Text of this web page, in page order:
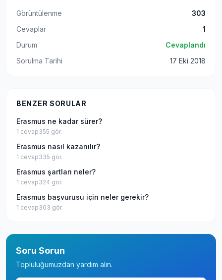
Görüntülenme
303
Cevaplar
1
Durum
Cevaplandı
Sorulma Tarihi
17 Eki 2018
BENZER SORULAR
Erasmus ne kadar sürer?
1 cevap355 gör.
Erasmus nasıl kazanılır?
1 cevap335 gör.
Erasmus şartları neler?
1 cevap324 gör.
Erasmus başvurusu için neler gerekir?
1 cevap303 gör.
Soru Sorun
Topluluğumuzdan yardım alın.